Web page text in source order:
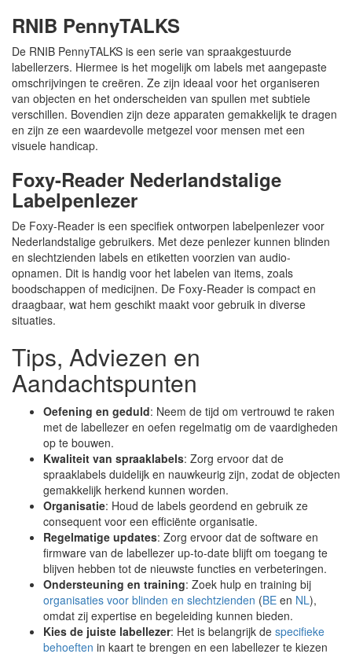
RNIB PennyTALKS
De RNIB PennyTALKS is een serie van spraakgestuurde
labellerzers. Hiermee is het mogelijk om labels met aangepaste
omschrijvingen te creëren. Ze zijn ideaal voor het organiseren
van objecten en het onderscheiden van spullen met subtiele
verschillen. Bovendien zijn deze apparaten gemakkelijk te dragen
en zijn ze een waardevolle metgezel voor mensen met een
visuele handicap.
Foxy-Reader Nederlandstalige
Labelpenlezer
De Foxy-Reader is een specifiek ontworpen labelpenlezer voor
Nederlandstalige gebruikers. Met deze penlezer kunnen blinden
en slechtzienden labels en etiketten voorzien van audio-
opnamen. Dit is handig voor het labelen van items, zoals
boodschappen of medicijnen. De Foxy-Reader is compact en
draagbaar, wat hem geschikt maakt voor gebruik in diverse
situaties.
Tips, Adviezen en
Aandachtspunten
Oefening en geduld: Neem de tijd om vertrouwd te raken
met de labellezer en oefen regelmatig om de vaardigheden
op te bouwen.
Kwaliteit van spraaklabels: Zorg ervoor dat de
spraaklabels duidelijk en nauwkeurig zijn, zodat de objecten
gemakkelijk herkend kunnen worden.
Organisatie: Houd de labels geordend en gebruik ze
consequent voor een efficiënte organisatie.
Regelmatige updates: Zorg ervoor dat de software en
firmware van de labellezer up-to-date blijft om toegang te
blijven hebben tot de nieuwste functies en verbeteringen.
Ondersteuning en training: Zoek hulp en training bij
organisaties voor blinden en slechtzienden (BE en NL),
omdat zij expertise en begeleiding kunnen bieden.
Kies de juiste labellezer: Het is belangrijk de specifieke
behoeften in kaart te brengen en een labellezer te kiezen